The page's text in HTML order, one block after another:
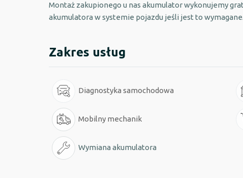
Montaż zakupionego u nas akumulator wykonujemy
akumulatora w systemie pojazdu jeśli jest to wymagane.
Zakres usług
Diagnostyka samochodowa
Mobilny mechanik
Wymiana akumulatora